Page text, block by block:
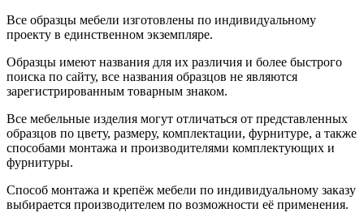
Все образцы мебели изготовлены по индивидуальному
проекту в единственном экземпляре.
Образцы имеют названия для их различия и более быстрого
поиска по сайту, все названия образцов не являются
зарегистрированным товарным знаком.
Все мебельные изделия могут отличаться от представленных
образцов по цвету, размеру, комплектации, фурнитуре, а также
способами монтажа и производителями комплектующих и
фурнитуры.
Способ монтажа и крепёж мебели по индивидуальному заказу
выбирается производителем по возможности её применения.